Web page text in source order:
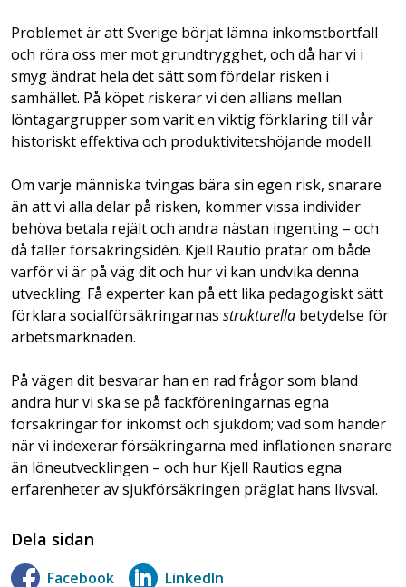
Problemet är att Sverige börjat lämna inkomstbortfall
och röra oss mer mot grundtrygghet, och då har vi i
smyg ändrat hela det sätt som fördelar risken i
samhället. På köpet riskerar vi den allians mellan
löntagargrupper som varit en viktig förklaring till vår
historiskt effektiva och produktivitetshöjande modell.
Om varje människa tvingas bära sin egen risk, snarare
än att vi alla delar på risken, kommer vissa individer
behöva betala rejält och andra nästan ingenting – och
då faller försäkringsidén. Kjell Rautio pratar om både
varför vi är på väg dit och hur vi kan undvika denna
utveckling. Få experter kan på ett lika pedagogiskt sätt
förklara socialförsäkringarnas strukturella betydelse för
arbetsmarknaden.
På vägen dit besvarar han en rad frågor som bland
andra hur vi ska se på fackföreningarnas egna
försäkringar för inkomst och sjukdom; vad som händer
när vi indexerar försäkringarna med inflationen snarare
än löneutvecklingen – och hur Kjell Rautios egna
erfarenheter av sjukförsäkringen präglat hans livsval.
Dela sidan
Facebook LinkedIn